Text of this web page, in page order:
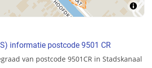
informatie postcode 9501 CR
van postcode 9501CR in Stadskanaal